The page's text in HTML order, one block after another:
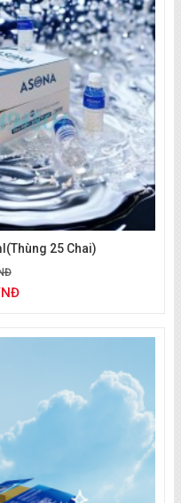
(zalo/call)
804 (zalo/call)
25 Chai)